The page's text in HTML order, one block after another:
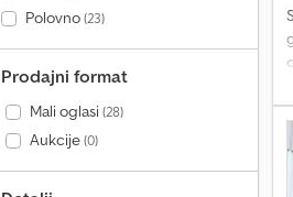
Polovno(23)
Prodajni format
Mali oglasi(28)
Aukcije(0)